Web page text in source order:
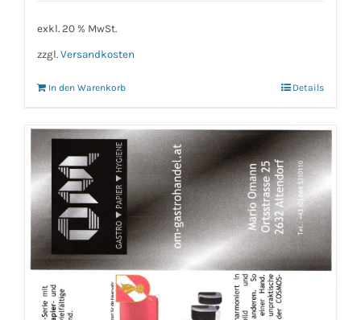
exkl. 20 % MwSt.
zzgl. Versandkosten
In den Warenkorb Details